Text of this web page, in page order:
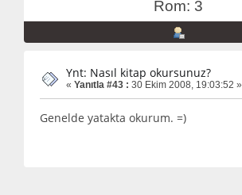
Rom: 3
Ynt: Nasıl kitap okursunuz?
« Yanıtla #43 : 30 Ekim 2008, 19:03:52 »
Genelde yatakta okurum. =)